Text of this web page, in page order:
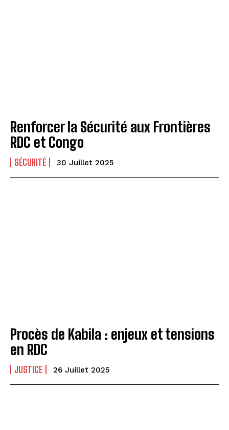
Renforcer la Sécurité aux Frontières
RDC et Congo
SÉCURITÉ 30 Juillet 2025
Procès de Kabila : enjeux et tensions
en RDC
JUSTICE 26 Juillet 2025